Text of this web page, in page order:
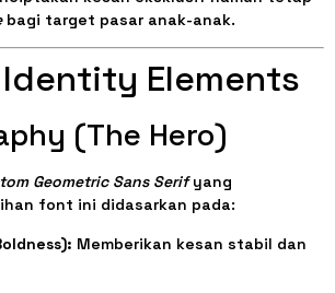
bagi target pasar anak-anak.
Elements
(The Hero)
Geometric Sans Serifyang
font ini didasarkan pada:
Memberikan kesan stabil dan